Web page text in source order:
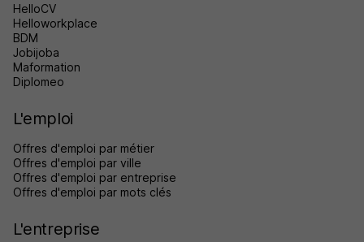
HelloCV
Helloworkplace
BDM
Jobijoba
Maformation
Diplomeo
L'emploi
Offres d'emploi par métier
Offres d'emploi par ville
Offres d'emploi par entreprise
Offres d'emploi par mots clés
L'entreprise